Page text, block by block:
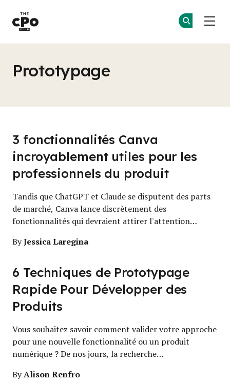
Prototypage
3 fonctionnalités Canva
incroyablement utiles pour les
professionnels du produit
Tandis que ChatGPT et Claude se disputent des parts
de marché, Canva lance discrètement des
fonctionnalités qui devraient attirer l'attention…
ByJessica Laregina
6 Techniques de Prototypage
Rapide Pour Développer des
Produits
Vous souhaitez savoir comment valider votre approche
pour une nouvelle fonctionnalité ou un produit
numérique ? De nos jours, la recherche…
ByAlison Renfro